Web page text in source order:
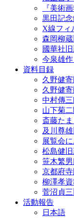
『美術
黒田記
X線フィ
森岡柳
國華社
今泉雄作
資料目録
久野健
久野健
中村傳
山下菊
斎藤た
及川尊
展覧会
松島健
笹木繁
京都府
柳澤孝
菅沼貞
活動報告
日本語